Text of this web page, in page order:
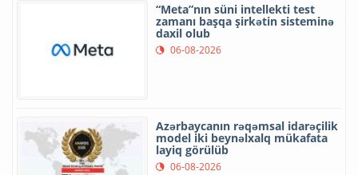
“Meta”nın süni intellekti test
zamanı başqa şirkətin sisteminə
daxil olub
06-08-2026
Azərbaycanın rəqəmsal idarəçilik
model iki beynəlxalq mükafata
layiq görülüb
06-08-2026